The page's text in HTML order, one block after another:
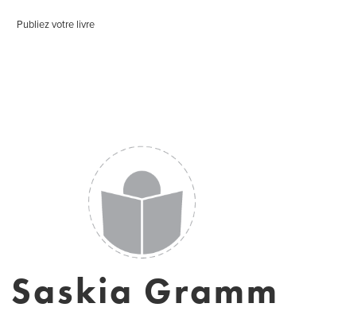
Publiez votre livre
Saskia Gramm